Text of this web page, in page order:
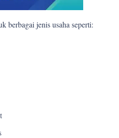
berbagai jenis usaha seperti: